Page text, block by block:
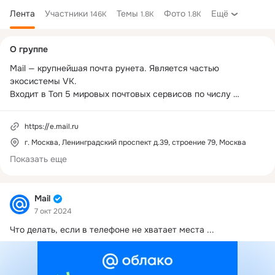
Лента Участники 146K Темы 1.8K Фото 1.8K Ещё
Mail
7 окт 2024
Что делать, если в телефоне не хватает места ...
колонка
О группе
Mail — крупнейшая почта рунета. Является частью
экосистемы VK.
Входит в Топ 5 мировых почтовых сервисов по числу
Заявка в РКН №5754590375
https://e.mail.ru
г. Москва, Ленинградский проспект д.39, строение 79, Москва
Показать еще